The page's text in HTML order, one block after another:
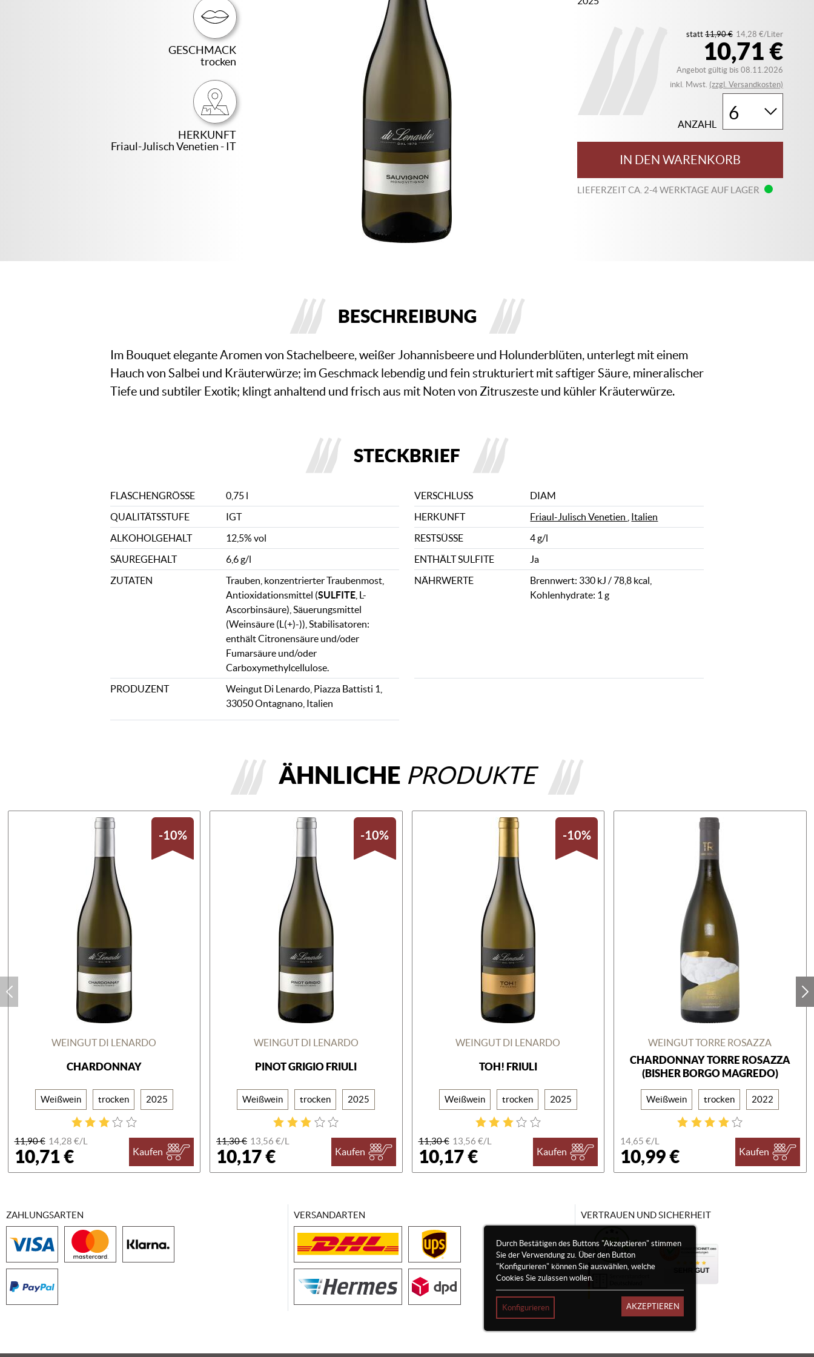
GESCHMACK
trocken
HERKUNFT
Friaul-Julisch Venetien - IT
10,71 €
statt11,90 € 14,28 €/Liter
Angebot gültig bis 08.11.2026
inkl. Mwst. (zzgl. Versandkosten)
ANZAHL
IN DEN WARENKORB
LIEFERZEIT CA. 2-4 WERKTAGE AUF LAGER
BESCHREIBUNG
Im Bouquet elegante Aromen von Stachelbeere, weißer Johannisbeere und Holunderblüten, unterlegt mit einem
Hauch von Salbei und Kräuterwürze; im Geschmack lebendig und fein strukturiert mit saftiger Säure, mineralischer
Tiefe und subtiler Exotik; klingt anhaltend und frisch aus mit Noten von Zitruszeste und kühler Kräuterwürze.
STECKBRIEF
FLASCHENGRÖSSE 0,75 l VERSCHLUSS
DIAM
QUALITÄTSSTUFE
IGT HERKUNFT Friaul-Julisch Venetien
Italien
ALKOHOLGEHALT
12,5% vol RESTSÜSSE
4 g/l
SÄUREGEHALT
6,6 g/l ENTHÄLT SULFITE
Ja
ZUTATEN
Trauben, konzentrierter Traubenmost,
Antioxidationsmittel (SULFITE, L-
Ascorbinsäure), Säuerungsmittel
(Weinsäure (L(+)-)), Stabilisatoren:
enthält Citronensäure und/oder
Fumarsäure und/oder
Carboxymethylcellulose.
NÄHRWERTE
Brennwert: 330 kJ / 78,8 kcal,
Kohlenhydrate: 1 g
PRODUZENT
Weingut Di Lenardo, Piazza Battisti 1,
33050 Ontagnano, Italien
ÄHNLICHE PRODUKTE
-10%
WEINGUT DI LENARDO
CHARDONNAY
Weißwein trocken 2025
11,90 € 14,28 €/L
10,71 € Kaufen
-10%
WEINGUT DI LENARDO
PINOT GRIGIO FRIULI
Weißwein trocken 2025
11,30 € 13,56 €/L
10,17 € Kaufen
-10%
WEINGUT DI LENARDO
TOH! FRIULI
Weißwein trocken 2025
11,30 € 13,56 €/L
10,17 € Kaufen
WEINGUT TORRE ROSAZZA
CHARDONNAY TORRE ROSAZZA
(BISHER BORGO MAGREDO)
Weißwein trocken 2022
14,65 €/L
10,99 € Kaufen
Durch Bestätigen des Buttons "Akzeptieren" stimmen
Sie der Verwendung zu. Über den Button
"Konfigurieren" können Sie auswählen, welche
Cookies Sie zulassen wollen.
Konfigurieren AKZEPTIEREN
ZAHLUNGSARTEN VERSANDARTEN VERTRAUEN UND SICHERHEIT